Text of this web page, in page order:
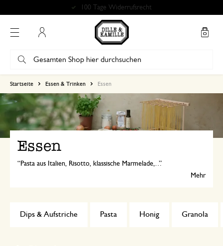
Kostenlose Abholung in unseren Geschäften*
Startseite Essen & Trinken Essen
Essen
Pasta aus Italien, Risotto, klassische Marmelade, biologisches Müsli ... Bei Dille & Kamille finden Sie viel Gutes: ein bisschen anders und von guter Qualität!
Mehr
Dips & Aufstriche Pasta Honig Granola